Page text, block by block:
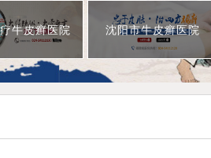
沈阳市牛皮癣医院